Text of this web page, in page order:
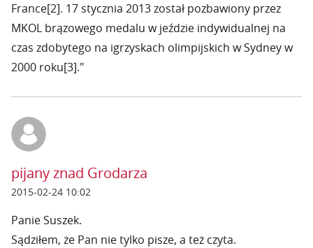
France[2]. 17 stycznia 2013 został pozbawiony przez
MKOL brązowego medalu w jeździe indywidualnej na
czas zdobytego na igrzyskach olimpijskich w Sydney w
2000 roku[3]."
pijany znad Grodarza
2015-02-24 10:02
Panie Suszek.
Sądziłem, że Pan nie tylko pisze, a też czyta.